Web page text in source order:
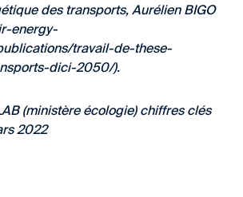
des transports, Aurélien BIGO
energy-
travail-de-these-
dici-2050/).
(ministère écologie) chiffres clés
2022